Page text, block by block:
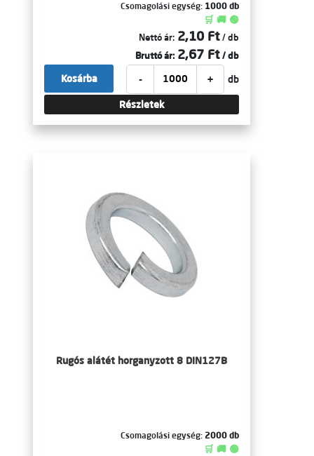
Csomagolási egység: 1000 db
🛒 🚚 🟢
Nettó ár: 2,10 Ft / db
Bruttó ár: 2,67 Ft / db
- + db
Kosárba
Részletek
Rugós alátét horganyzott 8 DIN127B
Csomagolási egység: 2000 db
🛒 🚚 🟢